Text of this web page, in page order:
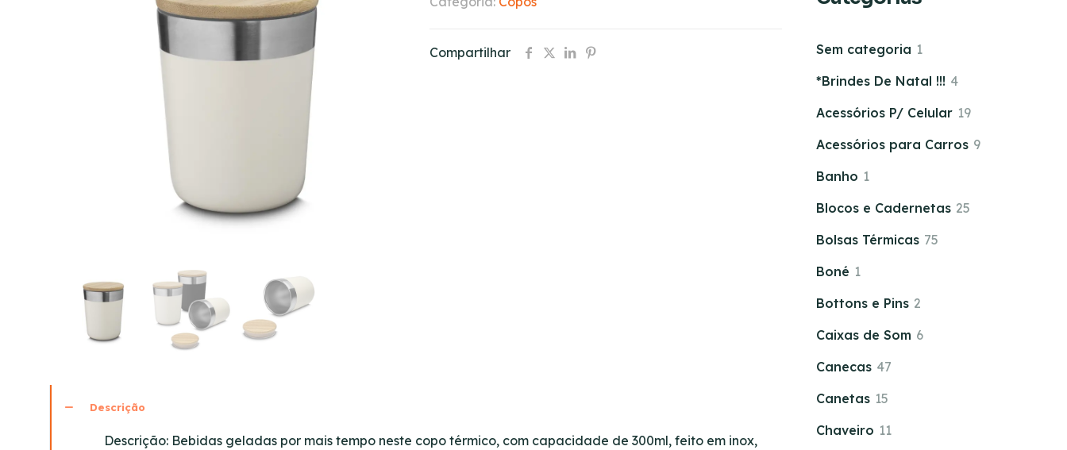
Compartilhar
Descrição
Descrição: Bebidas geladas por mais tempo neste copo térmico, com capacidade de 300ml, feito em inox,
Sem categoria 1
*Brindes De Natal !!! 4
Acessórios P/ Celular 19
Acessórios para Carros 9
Banho 1
Blocos e Cadernetas 25
Bolsas Térmicas 75
Boné 1
Bottons e Pins 2
Caixas de Som 6
Canecas 47
Canetas 15
Chaveiro 11